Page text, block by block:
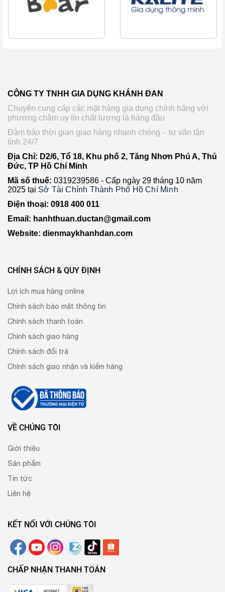
CÔNG TY TNHH GIA DỤNG KHÁNH ĐAN
Chuyên cung cấp các mặt hàng gia dụng chính hãng với
phương châm uy tín chất lượng là hàng đầu
Đảm bảo thời gian giao hàng nhanh chóng - tư vấn tận
tình 24/7
Địa Chỉ: D2/6, Tổ 18, Khu phố 2, Tăng Nhơn Phú A, Thủ
Đức, TP Hồ Chí Minh
Mã số thuế: 0319239586 - Cấp ngày 29 tháng 10 năm
2025 tại Sở Tài Chính Thành Phố Hồ Chí Minh
Điện thoại: 0918 400 011
Email: hanhthuan.ductan@gmail.com
Website: dienmaykhanhdan.com
CHÍNH SÁCH & QUY ĐỊNH
Lợi ích mua hàng online
Chính sách bảo mật thông tin
Chính sách thanh toán
Chính sách giao hàng
Chính sách đổi trả
Chính sách giao nhận và kiểm hàng
VỀ CHÚNG TÔI
Giới thiệu
Sản phẩm
Tin tức
Liên hệ
KẾT NỐI VỚI CHÚNG TÔI
CHẤP NHẬN THANH TOÁN